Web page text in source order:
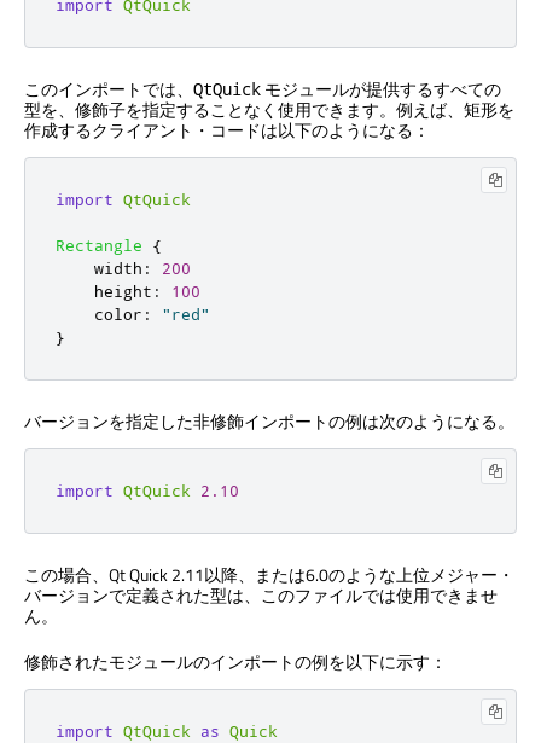
import QtQuick
このインポートでは、 QtQuick モジュールが提供するすべての
型を、修飾子を指定することなく使用できます。例えば、矩形を
作成するクライアント・コードは以下のようになる：
import QtQuick
Rectangle
{
width :
200
height :
100
color :
"red"
}
バージョンを指定した非修飾インポートの例は次のようになる。
import QtQuick 2.10
この場合、 Qt Quick2.11以降、または6.0のような上位メジャー・
バージョンで定義された型は、このファイルでは使用できませ
ん。
修飾されたモジュールのインポートの例を以下に示す：
import QtQuick as Quick